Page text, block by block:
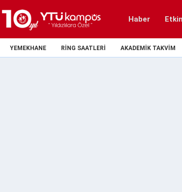
Haber
YEMEKHANE RING SAATLERI AKADEMIK TAKVIM